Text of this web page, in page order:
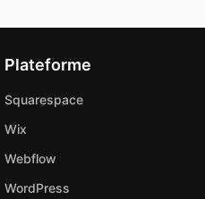
Plateforme
Squarespace
Wix
Webflow
WordPress